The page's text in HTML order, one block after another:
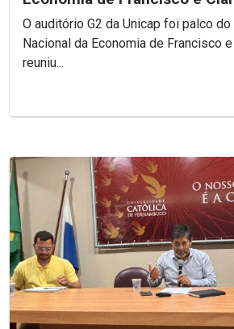
participação do Pe....
O auditório G2 da Unicap foi palco
Nacional da Economia de Francisco
reuniu...